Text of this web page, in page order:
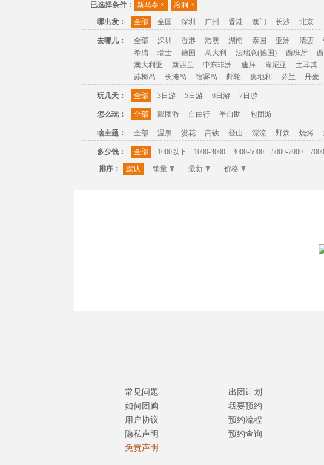
已选择条件： 新马泰 × 溶洞 ×
哪出发：
全部 全国 深圳 广州 香港 澳门 长沙 北京
去哪儿： 全部 深圳 香港 港澳 湖南 泰国 亚洲 清迈
希腊
瑞士 德国 意大利 法瑞意(德国) 西班牙
澳大利亚
新西兰 中东非洲 迪拜 肯尼亚 土耳其
苏梅岛
长滩岛 宿雾岛 邮轮 奥地利 芬兰 丹麦
玩几天： 全部 3日游 5日游 6日游 7日游
怎么玩： 全部 跟团游 自由行 半自助 包团游
啥主题： 全部 温泉 赏花 高铁 登山 漂流 野炊 烧烤
多少钱： 全部 1000以下 1000-3000 3000-5000 5000-7000
排序：
默认 销量 最新 价格
常见问题
如何团购
用户协议
隐私声明
免责声明
出团计划
我要预约
预约流程
预约查询